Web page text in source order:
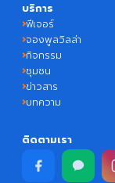
บริการ
ฟีเจอร์
จองพูลวิลล่า
กิจกรรม
ชุมชน
ข่าวสาร
บทความ
ติดตามเรา